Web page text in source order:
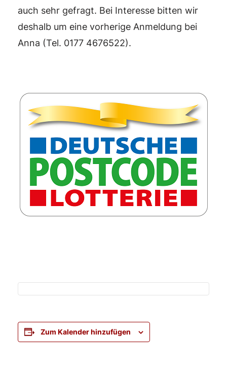
auch sehr gefragt. Bei Interesse bitten wir
deshalb um eine vorherige Anmeldung bei
Anna (Tel. 0177 4676522).
Zum Kalender hinzufügen